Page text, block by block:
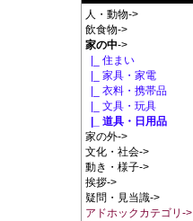
人・動物->
飲食物->
家の中->
|_ 住まい
|_ 家具・家電
|_ 衣料・携帯品
|_ 文具・玩具
|_ 道具・日用品
家の外->
文化・社会->
動き・様子->
挨拶->
疑問・見当識->
アドホックカテゴリ->